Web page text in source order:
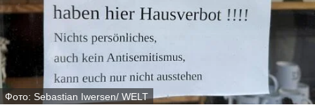
Фото: Sebastian Iwersen/ WELT